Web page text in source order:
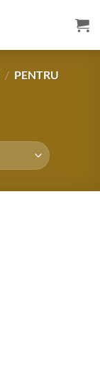
/ PENTRU